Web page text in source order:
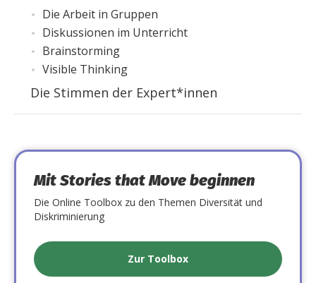
Die Arbeit in Gruppen
Diskussionen im Unterricht
Brainstorming
Visible Thinking
Die Stimmen der Expert*innen
Mit Stories that Move beginnen
Die Online Toolbox zu den Themen Diversität und
Diskriminierung
Zur Toolbox